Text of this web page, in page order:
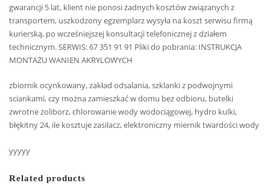
gwarancji 5 lat, klient nie ponosi żadnych kosztów związanych z
transportem, uszkodzony egzemplarz wysyła na koszt serwisu firmą
kurierską, po wcześniejszej konsultacji telefonicznej z działem
technicznym. SERWIS: 67 351 91 91 Pliki do pobrania: INSTRUKCJA
MONTAŻU WANIEN AKRYLOWYCH
zbiornik ocynkowany, zakład odsalania, szklanki z podwojnymi
sciankami, czy można zamieszkać w domu bez odbioru, butelki
zwrotne żoliborz, chlorowanie wody wodociągowej, hydro kulki,
błękitny 24, ile kosztuje zasilacz, elektroniczny miernik twardości wody
yyyyy
Related products